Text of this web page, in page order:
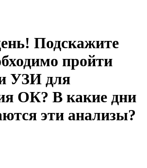
Подскажите
пройти
УЗИ для
ОК? В какие дни
эти анализы?